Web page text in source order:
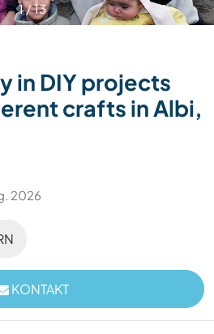
1/13
in DIY projects
crafts in Albi,
2026
KONTAKT